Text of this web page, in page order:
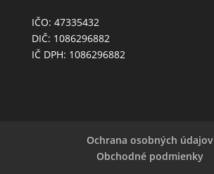
IČO: 47335432
DIČ: 1086296882
IČ DPH: 1086296882
Ochrana osobných údajov
Obchodné podmienky